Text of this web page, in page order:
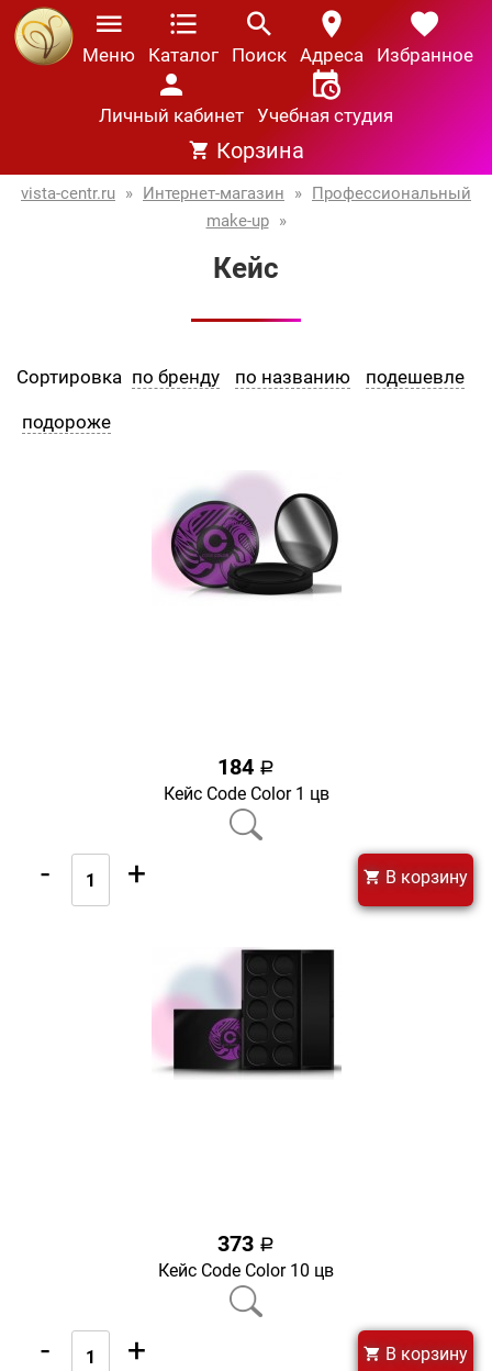
Меню Каталог Поиск Адреса Избранное
Личный кабинет Учебная студия
Корзина
vista-centr.ru » Интернет-магазин » Профессиональный
make-up »
Кейс
Сортировка по бренду по названию подешевле
подороже
184 a
Кейс Code Color 1 цв
- + В корзину
373 a
Кейс Code Color 10 цв
- + В корзину